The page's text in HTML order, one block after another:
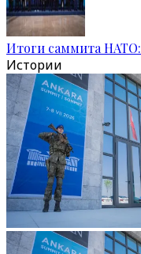
Итоги саммита
Истории